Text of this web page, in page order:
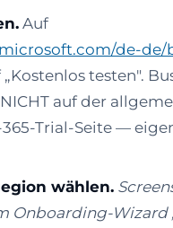
Auf
de-de/
„Kostenlos testen".
auf der
Trial-Seite —
wählen.
Onboarding-Wizard